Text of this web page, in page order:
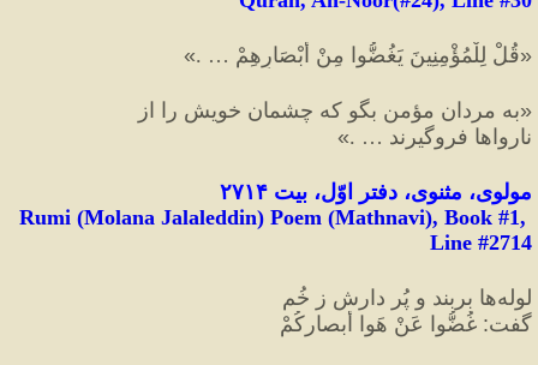
«قُلْ لِلْمُؤْمِنِينَ يَغُضُّوا مِنْ أَبْصَارِهِمْ … .»
«
نارواها فروگيرند … .»
مولوی، مثنوی، دفتر اوّل، بیت ۲۷۱۴
Rumi (Molana Jalaleddin) Poem (Mathnavi), Book #1,
Line #2714
لوله‌‌ها بربند و پُر دارش ز خُم
گفت: غُضُّوا عَنْ هَوا أبصارکُمْ‌‌